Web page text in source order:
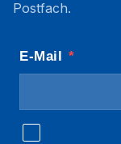
Postfach.